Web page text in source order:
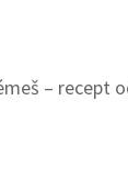
– recept